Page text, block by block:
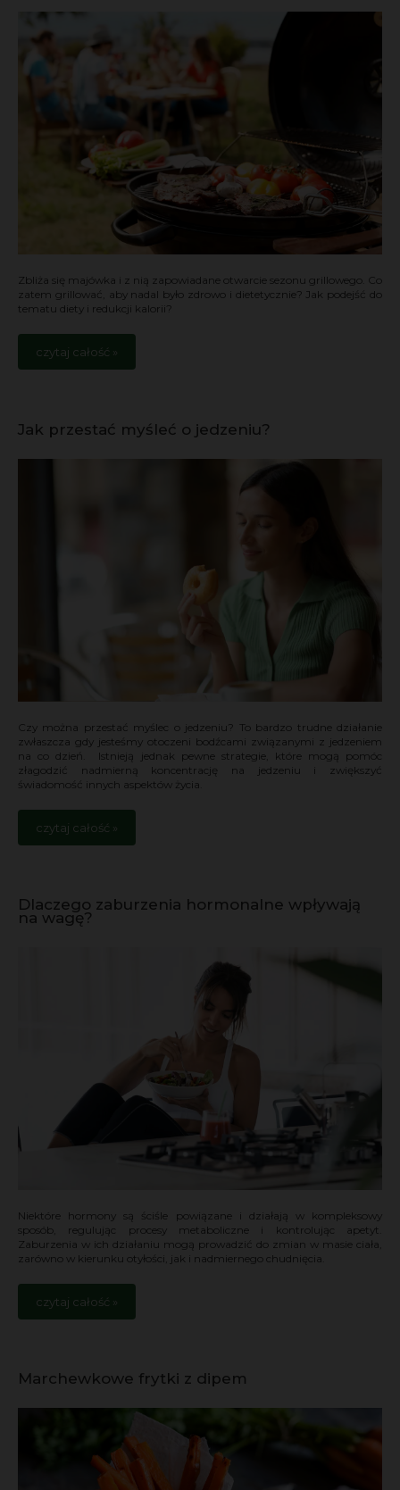
Zbliża się majówka i z nią zapowiadane otwarcie sezonu grillowego. Co
zatem grillować, aby nadal było zdrowo i dietetycznie? Jak podejść do
tematu diety i redukcji kalorii?
czytaj całość »
Jak przestać myśleć o jedzeniu?
Czy można przestać myślec o jedzeniu? To bardzo trudne działanie
zwłaszcza gdy jesteśmy otoczeni bodźcami związanymi z jedzeniem
na co dzień. Istnieją jednak pewne strategie, które mogą pomóc
złagodzić nadmierną koncentrację na jedzeniu i zwiększyć
świadomość innych aspektów życia.
czytaj całość »
Dlaczego zaburzenia hormonalne wpływają
na wagę?
Niektóre hormony są ściśle powiązane i działają w kompleksowy
sposób, regulując procesy metaboliczne i kontrolując apetyt.
Zaburzenia w ich działaniu mogą prowadzić do zmian w masie ciała,
zarówno w kierunku otyłości, jak i nadmiernego chudnięcia.
czytaj całość »
Marchewkowe frytki z dipem